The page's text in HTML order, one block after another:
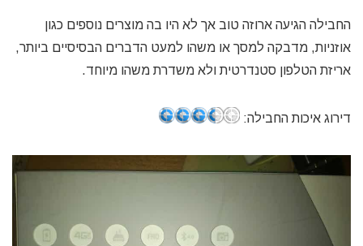
החבילה הגיעה ארוזה טוב אך לא היו בה מוצרים נוספים כגון
אוזניות, מדבקה למסך או משהו למעט הדברים הבסיסיים ביותר,
אריזת הטלפון סטנדרטית ולא משדרת משהו מיוחד.
דירוג איכות החבילה: